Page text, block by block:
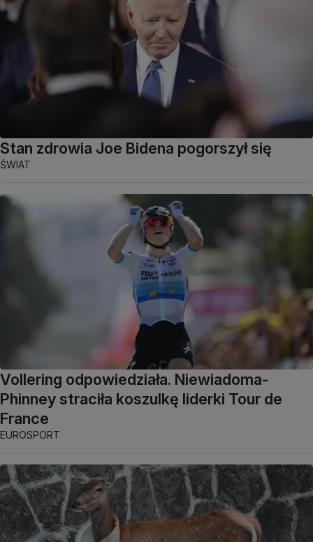
Stan zdrowia Joe Bidena pogorszył się
ŚWIAT
Vollering odpowiedziała. Niewiadoma-
Phinney straciła koszulkę liderki Tour de
France
EUROSPORT